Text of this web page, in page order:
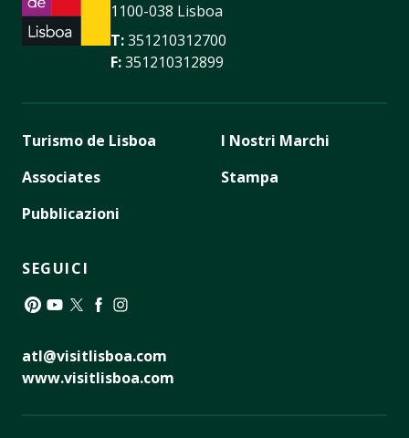
1100-038 Lisboa
T:351210312700
F:351210312899
Turismo de Lisboa
Associates
Pubblicazioni
I Nostri Marchi
Stampa
SEGUICI
atl@visitlisboa.com
www.visitlisboa.com